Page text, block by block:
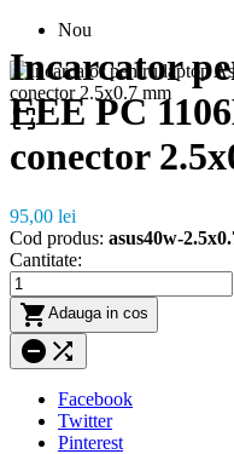
Nou

Incarcator
EEE PC
conector
95,00 lei
Cod produs: asus40w-
Cantitate:
 Adauga in cos
 
Facebook
Twitter
Pinterest